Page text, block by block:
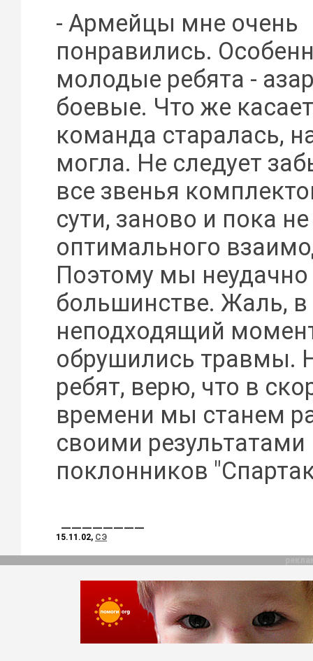
- Армейцы мне очень
понравились.
молодые ребята -
боевые. Что же
команда старалась,
могла. Не следует
все звенья
сути, заново и пока
оптимального
Поэтому мы неудачно
большинстве. Жаль,
неподходящий
обрушились травмы.
ребят, верю, что в
времени мы станем
своими результатами
поклонников
________
15.11.02, CЭ